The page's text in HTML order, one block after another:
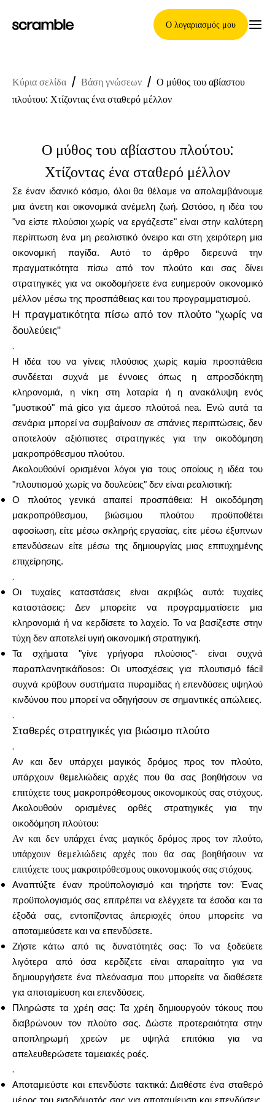
Ο λογαριασμός μου
Κύρια Σελίδα
Όροι ανάθεσης απαιτήσεων
Γκαλερί μαρκών
Επιλογή μάρκας
Υπολογιστές
Ιστορικό γύρων
Ιστολόγιο
Επικοινωνήστε μαζί μας
Βοήθεια
Ο λογαριασμός μου
Λάβετε χρηματοδότηση
ask@scrambleup.com
Κύρια σελίδα / Βάση γνώσεων / Ο μύθος του αβίαστου
πλούτου: Χτίζοντας ένα σταθερό μέλλον
Ο μύθος του αβίαστου πλούτου:
Χτίζοντας ένα σταθερό μέλλον
Σε έναν ιδανικό κόσμο, όλοι θα θέλαμε να απολαμβάνουμε
μια άνετη και οικονομικά ανέμελη ζωή. Ωστόσο, η ιδέα του
"να είστε πλούσιοι χωρίς να εργάζεστε" είναι στην καλύτερη
περίπτωση ένα μη ρεαλιστικό όνειρο και στη χειρότερη μια
οικονομική παγίδα. Αυτό το άρθρο διερευνά την
πραγματικότητα πίσω από τον πλούτο και σας δίνει
στρατηγικές για να οικοδομήσετε ένα ευημερούν οικονομικό
μέλλον μέσω της προσπάθειας και του προγραμματισμού.
Η πραγματικότητα πίσω από τον πλούτο "χωρίς να
δουλεύεις"
.
Η ιδέα του να γίνεις πλούσιος χωρίς καμία προσπάθεια
συνδέεται συχνά με έννοιες όπως η απροσδόκητη
κληρονομιά, η νίκη στη λοταρία ή η ανακάλυψη ενός
"μυστικού" má gico για άμεσο πλούτοá nea. Ενώ αυτά τα
σενάρια μπορεί να συμβαίνουν σε σπάνιες περιπτώσεις, δεν
αποτελούν αξιόπιστες στρατηγικές για την οικοδόμηση
μακροπρόθεσμου πλούτου.
Ακολουθούνí ορισμένοι λόγοι για τους οποίους η ιδέα του
"πλουτισμού χωρίς να δουλεύεις" δεν είναι ρεαλιστική:
Ο πλούτος γενικά απαιτεί προσπάθεια: Η οικοδόμηση
μακροπρόθεσμου, βιώσιμου πλούτου προϋποθέτει
αφοσίωση, είτε μέσω σκληρής εργασίας, είτε μέσω έξυπνων
επενδύσεων είτε μέσω της δημιουργίας μιας επιτυχημένης
επιχείρησης.
.
Οι τυχαίες καταστάσεις είναι ακριβώς αυτό: τυχαίες
καταστάσεις: Δεν μπορείτε να προγραμματίσετε μια
κληρονομιά ή να κερδίσετε το λαχείο. Το να βασίζεστε στην
τύχη δεν αποτελεί υγιή οικονομική στρατηγική.
Τα σχήματα "γίνε γρήγορα πλούσιος"- είναι συχνά
παραπλανητικάñosos: Οι υποσχέσεις για πλουτισμό fácil
συχνά κρύβουν συστήματα πυραμίδας ή επενδύσεις υψηλού
κινδύνου που μπορεί να οδηγήσουν σε σημαντικές απώλειες.
.
Σταθερές στρατηγικές για βιώσιμο πλούτο
.
Αν και δεν υπάρχει μαγικός δρόμος προς τον πλούτο,
υπάρχουν θεμελιώδεις αρχές που θα σας βοηθήσουν να
επιτύχετε τους μακροπρόθεσμους οικονομικούς σας στόχους.
Ακολουθούν ορισμένες ορθές στρατηγικές για την
οικοδόμηση πλούτου:
Αν και δεν υπάρχει ένας μαγικός δρόμος προς τον πλούτο,
υπάρχουν θεμελιώδεις αρχές που θα σας βοηθήσουν να
επιτύχετε τους μακροπρόθεσμους οικονομικούς σας στόχους.
Αναπτύξτε έναν προϋπολογισμό και τηρήστε τον: Ένας
προϋπολογισμός σας επιτρέπει να ελέγχετε τα έσοδα και τα
έξοδά σας, εντοπίζοντας áπεριοχές όπου μπορείτε να
αποταμιεύσετε και να επενδύσετε.
Ζήστε κάτω από τις δυνατότητές σας: Το να ξοδεύετε
λιγότερα από όσα κερδίζετε είναι απαραίτητο για να
δημιουργήσετε ένα πλεόνασμα που μπορείτε να διαθέσετε
για αποταμίευση και επενδύσεις.
Πληρώστε τα χρέη σας: Τα χρέη δημιουργούν τόκους που
διαβρώνουν τον πλούτο σας. Δώστε προτεραιότητα στην
αποπληρωμή χρεών με υψηλά επιτόκια για να
απελευθερώσετε ταμειακές ροές.
.
Αποταμιεύστε και επενδύστε τακτικά: Διαθέστε ένα σταθερό